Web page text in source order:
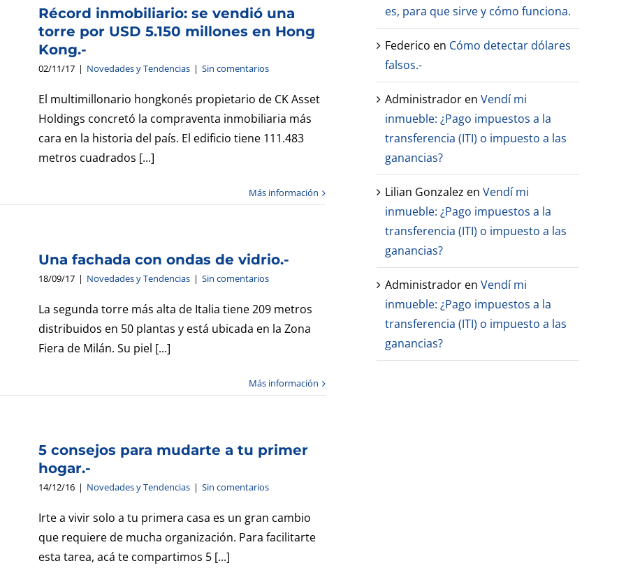
Récord inmobiliario: se vendió una
torre por USD 5.150 millones en Hong
Kong.-
02/11/17 | Novedades y Tendencias | Sin comentarios
El multimillonario hongkonés propietario de CK Asset
Holdings concretó la compraventa inmobiliaria más
cara en la historia del país. El edificio tiene 111.483
metros cuadrados [...]
Más información
Una fachada con ondas de vidrio.-
18/09/17 | Novedades y Tendencias | Sin comentarios
La segunda torre más alta de Italia tiene 209 metros
distribuidos en 50 plantas y está ubicada en la Zona
Fiera de Milán. Su piel [...]
Más información
5 consejos para mudarte a tu primer
hogar.-
14/12/16 | Novedades y Tendencias | Sin comentarios
Irte a vivir solo a tu primera casa es un gran cambio
que requiere de mucha organización. Para facilitarte
esta tarea, acá te compartimos 5 [...]
es, para que sirve y cómo funciona.
Federico en Cómo detectar dólares
falsos.-
Administradoren Vendí mi
inmueble: ¿Pago impuestos a la
transferencia (ITI) o impuesto a las
ganancias?
Lilian Gonzalez en Vendí mi
inmueble: ¿Pago impuestos a la
transferencia (ITI) o impuesto a las
ganancias?
Administradoren Vendí mi
inmueble: ¿Pago impuestos a la
transferencia (ITI) o impuesto a las
ganancias?